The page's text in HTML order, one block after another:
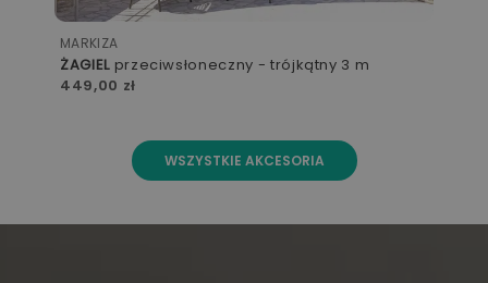
- trójkątny 3 m KALLAL
WSZYSTKIE AKCESORIA